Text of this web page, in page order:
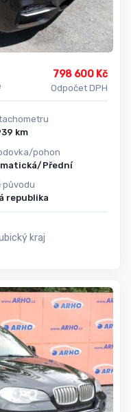
798 600 Kč
Odpočet DPH
123 939 km
pohon
Přední
původu
republika
kraj